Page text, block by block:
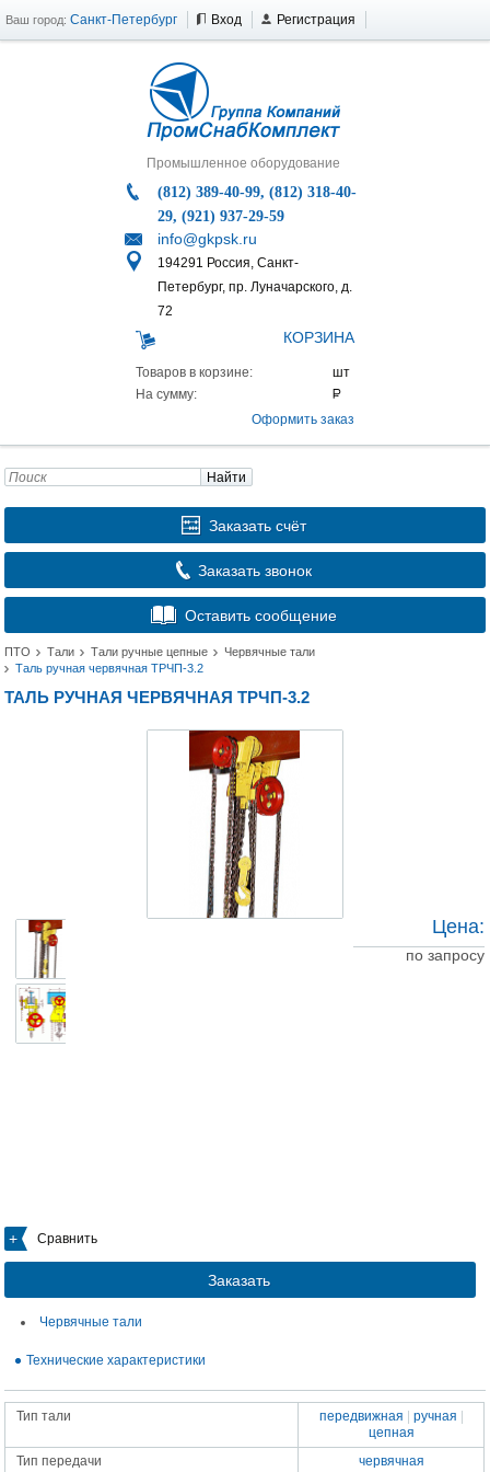
Ваш город: Санкт-Петербург Вход Регистрация
Промышленное оборудование
(812) 389-40-99, (812) 318-40-
29, (921) 937-29-59
info@gkpsk.ru
194291 Россия, Санкт-
Петербург, пр. Луначарского, д.
72
КОРЗИНА
Товаров в корзине:
На сумму:
Оформить заказ
Найти
Заказать счёт
Заказать звонок
Оставить сообщение
ПТО Тали Тали ручные цепные
Червячные тали
Таль ручная червячная ТРЧП-3.2
ТАЛЬ РУЧНАЯ ЧЕРВЯЧНАЯ ТРЧП-3.2
Сравнить
Заказать
Цена:
по запросу
Червячные тали
Технические характеристики
Тип тали передвижная ручная
цепная
Тип передачи
червячная